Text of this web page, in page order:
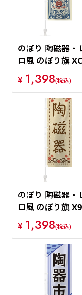
のぼり 陶磁器・
ロ風 のぼり旗
¥ 1,398(税込)
のぼり 陶磁器・
ロ風 のぼり旗
¥ 1,398(税込)